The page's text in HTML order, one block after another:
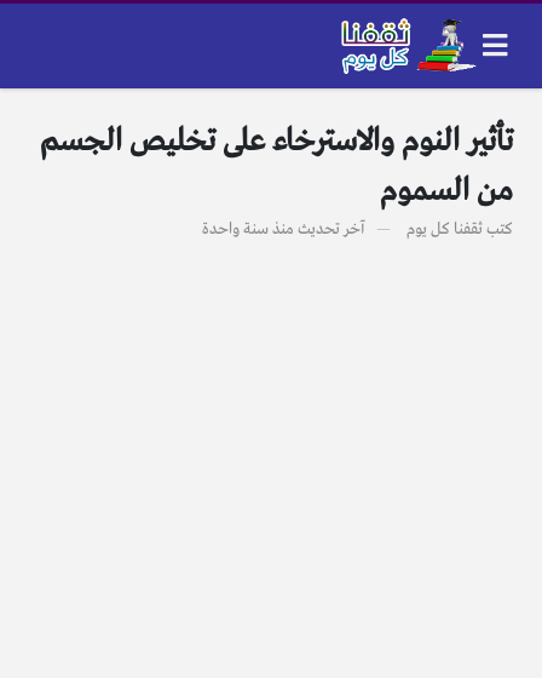
تأثير النوم والاسترخاء على تخليص الجسم
من السموم
كتبثقفنا كل يوم آخر تحديث منذ سنة واحدة